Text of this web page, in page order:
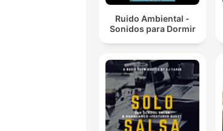
Ruido Ambiental -
Sonidos para Dormir